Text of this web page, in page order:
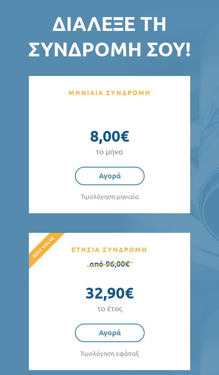
ΔΙΆΛΕΞΕ ΤΗ
ΣΥΝΔΡΟΜΉ ΣΟΥ!
ΜΗΝΙΑΙΑ ΣΥΝΔΡΟΜΗ
8,00€
το μήνα
Αγορά
Τιμολόγηση μηνιαία
ΕΤΗΣΙΑ ΣΥΝΔΡΟΜΗ
από 96,00€
32,90€
το έτος
Αγορά
Τιμολόγηση εφάπαξ